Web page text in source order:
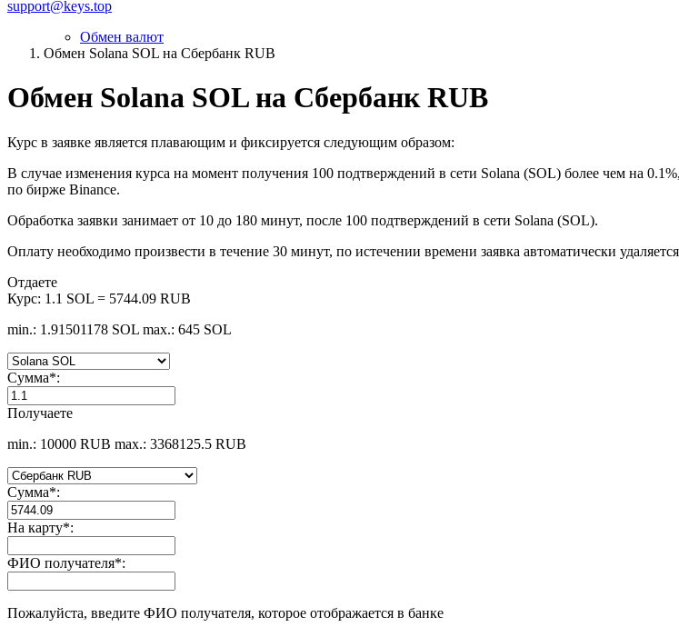
support@keys.top
Обмен валют
Обмен Solana SOL на Сбербанк RUB
Обмен Solana SOL на Сбербанк RUB
Курс в заявке является плавающим и фиксируется следующим образом:
В случае изменения курса на момент получения 100 подтверждений в сети Solana (SOL) более чем на
по бирже Binance.
Обработка заявки занимает от 10 до 180 минут, после 100 подтверждений в сети Solana (SOL).
Оплату необходимо произвести в течение 30 минут, по истечении времени заявка автоматически
Отдаете
Курс: 1.1 SOL = 5744.09 RUB
min.: 1.91501178 SOL max.: 645 SOL
Сумма*:
Получаете
min.: 10000 RUB max.: 3368125.5 RUB
Сумма*:
На карту*:
ФИО получателя*:
Пожалуйста, введите ФИО получателя, которое отображается в банке